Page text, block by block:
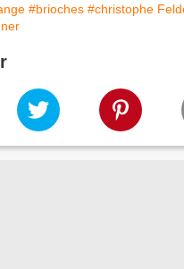
#brioches #christophe